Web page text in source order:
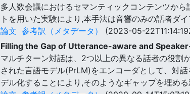
多人数会議におけるセマンティックコンテンツか
トを用いた実験により,本手法は音響のみの話者ダ
論文 参考訳（メタデータ）
(2023-05-
Filling the Gap of Utterance-aware and
マルチターン対話は、2つ以上の異なる話者の役割
された言語モデル(PrLM)をエンコーダとして、対
デル化することにより,そのようなギャップを埋める